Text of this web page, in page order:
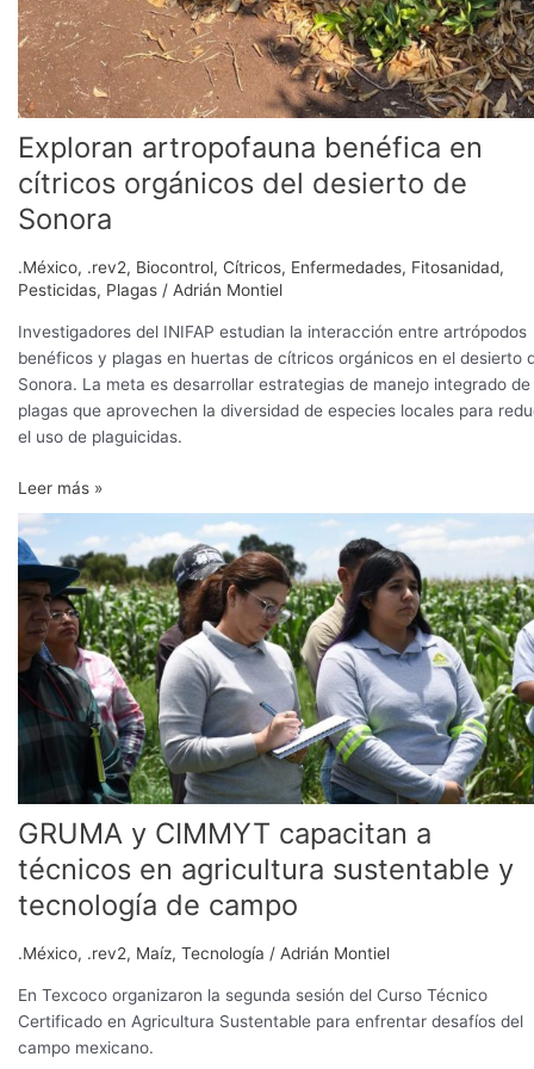
Exploran artropofauna benéfica en
cítricos orgánicos del desierto de
Sonora
.México, .rev2, Biocontrol, Cítricos, Enfermedades, Fitosanidad,
Pesticidas, Plagas / Adrián Montiel
Investigadores del INIFAP estudian la interacción entre artrópodos
benéficos y plagas en huertas de cítricos orgánicos en el desierto
Sonora. La meta es desarrollar estrategias de manejo integrado de
plagas que aprovechen la diversidad de especies locales para
el uso de plaguicidas.
Leer más »
GRUMA y CIMMYT capacitan a
técnicos en agricultura sustentable y
tecnología de campo
.México, .rev2, Maíz, Tecnología / Adrián Montiel
En Texcoco organizaron la segunda sesión del Curso Técnico
Certificado en Agricultura Sustentable para enfrentar desafíos del
campo mexicano.
GRUMA
y
CIMMYT
capacitan
técnicos
en
agricultura
sustentable
tecnología
campo